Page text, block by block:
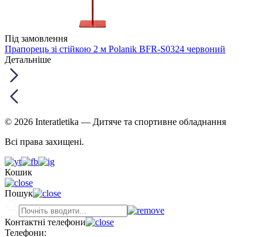
Під замовлення
Прапорець зі стійкою 2 м Polanik BFR-S0324 червоний
Детальніше
© 2026 Interatletika — Дитяче та спортивне обладнання
Всі права захищені.
Кошик
Пошук
Контактні телефони
Телефони: